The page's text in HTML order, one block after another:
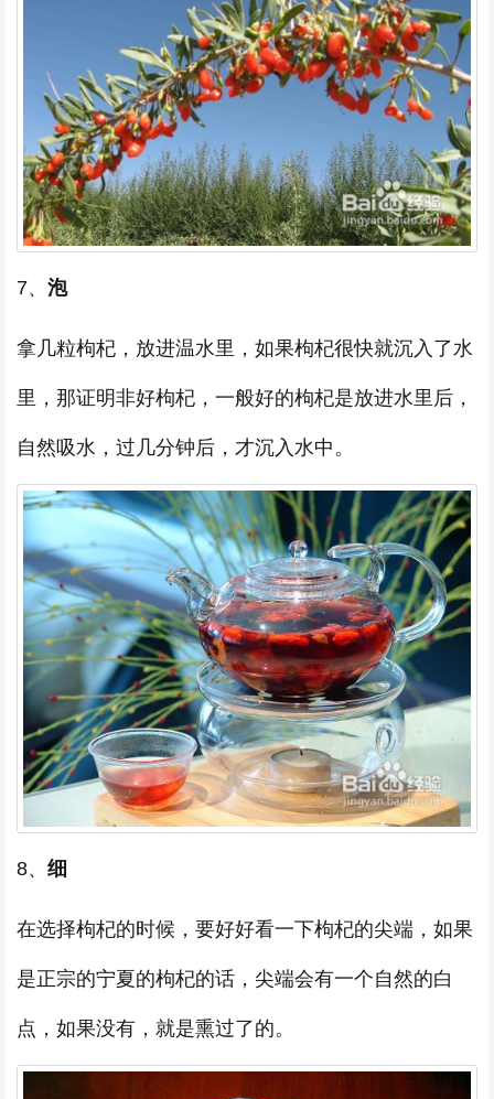
7、 泡
拿几粒枸杞，放进温水里，如果枸杞很快就沉入了水
里，那证明非好枸杞，一般好的枸杞是放进水里后，
自然吸水，过几分钟后，才沉入水中。
8、 细
在选择枸杞的时候，要好好看一下枸杞的尖端，如果
是正宗的宁夏的枸杞的话，尖端会有一个自然的白
点，如果没有，就是熏过了的。